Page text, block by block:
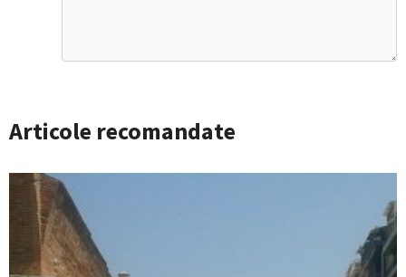
Articole recomandate